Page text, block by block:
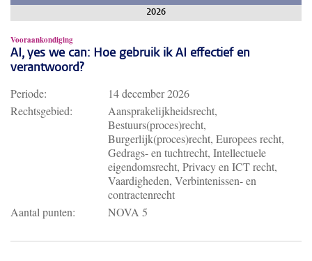
2026
Vooraankondiging
AI, yes we can: Hoe gebruik ik AI effectief en
verantwoord?
Periode:
14 december 2026
Rechtsgebied:
Aansprakelijkheidsrecht,
Bestuurs(proces)recht,
Burgerlijk(proces)recht, Europees recht,
Gedrags- en tuchtrecht, Intellectuele
eigendomsrecht, Privacy en ICT recht,
Vaardigheden, Verbintenissen- en
contractenrecht
Aantal punten:
NOVA 5